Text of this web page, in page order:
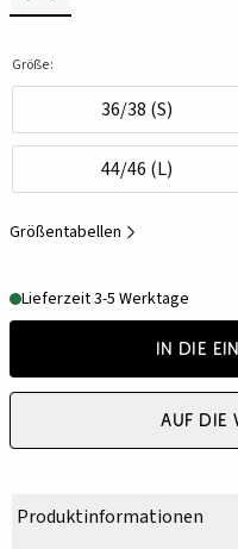
Größe:
36/38 (S)
44/46 (L)
Größentabellen
Lieferzeit 3-5 Werktage
In die
Auf die
Produktinformationen